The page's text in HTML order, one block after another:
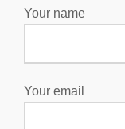
Your name
Your email